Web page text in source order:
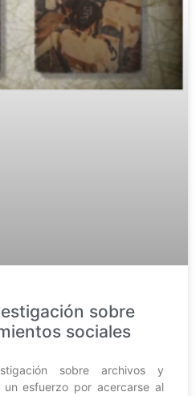
sobre
sociales
sobre archivos y
un esfuerzo por acercarse al